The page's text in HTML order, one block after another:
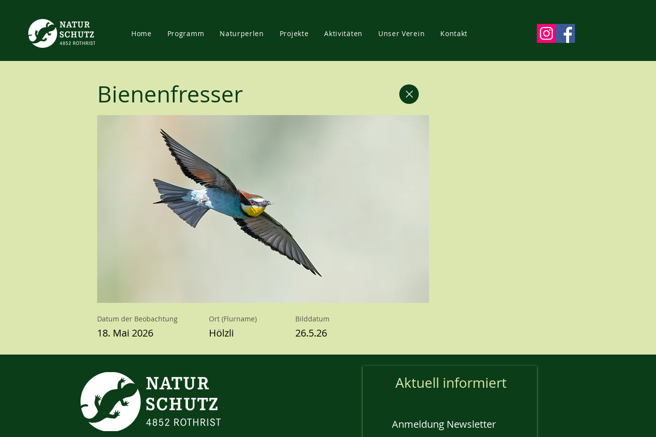
Home Programm Naturperlen Projekte Aktivitäten Unser Verein Kontakt
Bienenfresser
Datum der Beobachtung
18. Mai 2026
Ort (Flurname) Bilddatum
Hölzli 26.5.26
Aktuell informiert
Anmeldung Newsletter